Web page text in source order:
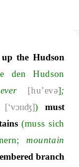
up the Hudson
den Hudson
[hu’evə];
[‘vɔɪɪʤ])
must
(muss sich
n;
mountain
branch